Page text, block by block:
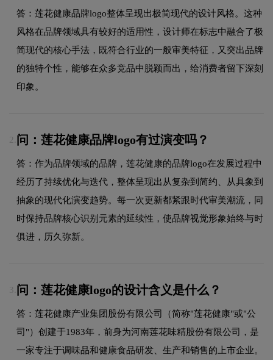
答：莲花健康品牌logo整体呈现出极简现代的设计风格。这种
风格在品牌领域具有较好的适用性，设计师在标志中融合了极
简现代的核心手法，既符合行业的一般审美特征，又突出品牌
的独特个性，能够在众多竞品中脱颖而出，给消费者留下深刻
印象。
2. 问：莲花健康品牌logo有过演变吗？
答：作为品牌领域的品牌，莲花健康的品牌logo在发展过程中
经历了持续优化与迭代，整体呈现出从复杂到简约、从具象到
抽象的现代化演变趋势。每一次更新都紧跟时代审美潮流，同
时保持品牌核心识别元素的延续性，使品牌视觉形象始终与时
俱进，历久弥新。
3. 问：莲花健康logo的设计含义是什么？
答：莲花健康产业集团股份有限公司（简称"莲花健康"或"公
司"）创建于1983年，前身为河南莲花味精股份有限公司，是
一家专注于调味品和健康食品研发、生产和销售的上市企业。